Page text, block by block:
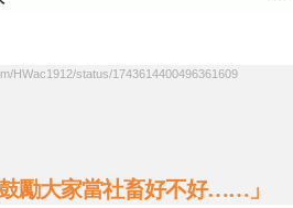
HWac1912/status/1743614400496361609
勵大家當社畜好不好……」